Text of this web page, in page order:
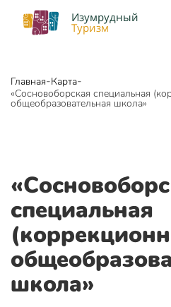
Изумрудный
Туризм
Главная-Карта-
«Сосновоборская специальная
общеобразовательная школа»
специальная
школа»